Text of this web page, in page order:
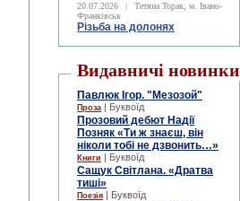
20.07.2026 |
Тетяна Торак, м. Івано-
Франківськ
Різьба на долонях
Видавничі новинки
Павлюк Ігор. "Мезозой"
Проза | Буквоїд
Прозовий дебют Надії
Позняк «Ти ж знаєш, він
ніколи тобі не дзвонить…»
Книги | Буквоїд
Сащук Світлана. «Дратва
тиші»
Поезія | Буквоїд